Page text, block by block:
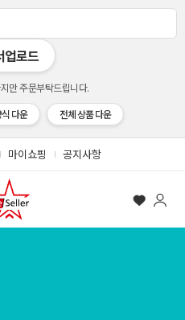
업로드
만 주문부탁드립니다.
다운 전체 상품 다운
마이쇼핑 공지사항